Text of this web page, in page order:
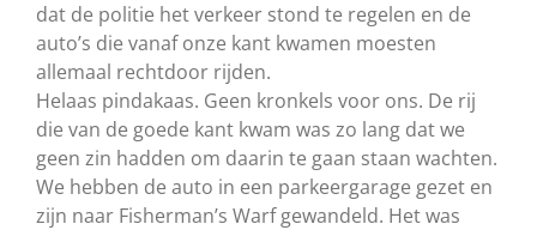
dat de politie het verkeer stond te regelen en de
auto’s die vanaf onze kant kwamen moesten
allemaal rechtdoor rijden.
Helaas pindakaas. Geen kronkels voor ons. De rij
die van de goede kant kwam was zo lang dat we
geen zin hadden om daarin te gaan staan wachten.
We hebben de auto in een parkeergarage gezet en
zijn naar Fisherman’s Warf gewandeld. Het was